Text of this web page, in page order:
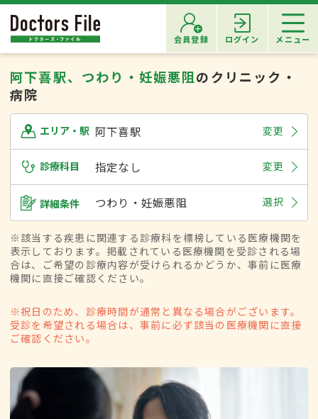
会員登録 ログイン メニュー
阿下喜駅、つわり・妊娠悪阻のクリニック・
病院
エリア・駅 阿下喜駅 変更
診療科目 指定なし 変更
詳細条件 つわり・妊娠悪阻 選択
※該当する疾患に関連する診療科を標榜している医療機関を
表示しております。掲載されている医療機関を受診される場
合は、ご希望の診療内容が受けられるかどうか、事前に医療
機関に直接ご確認ください。
※祝日のため、診療時間が通常と異なる場合がございます。
受診を希望される場合は、事前に必ず該当の医療機関に直接
ご確認ください。